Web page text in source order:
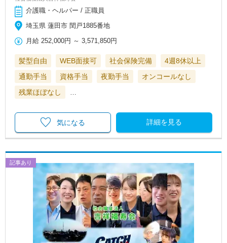
介護職・ヘルパー / 正職員
埼玉県 蓮田市 閏戸1885番地
月給 252,000円 ～3,571,850円
髪型自由 WEB面接可 社会保険完備
4週8休以上
通勤手当
資格手当 夜勤手当
オンコールなし
残業ほぼなし
詳細を見る
気になる
記事あり